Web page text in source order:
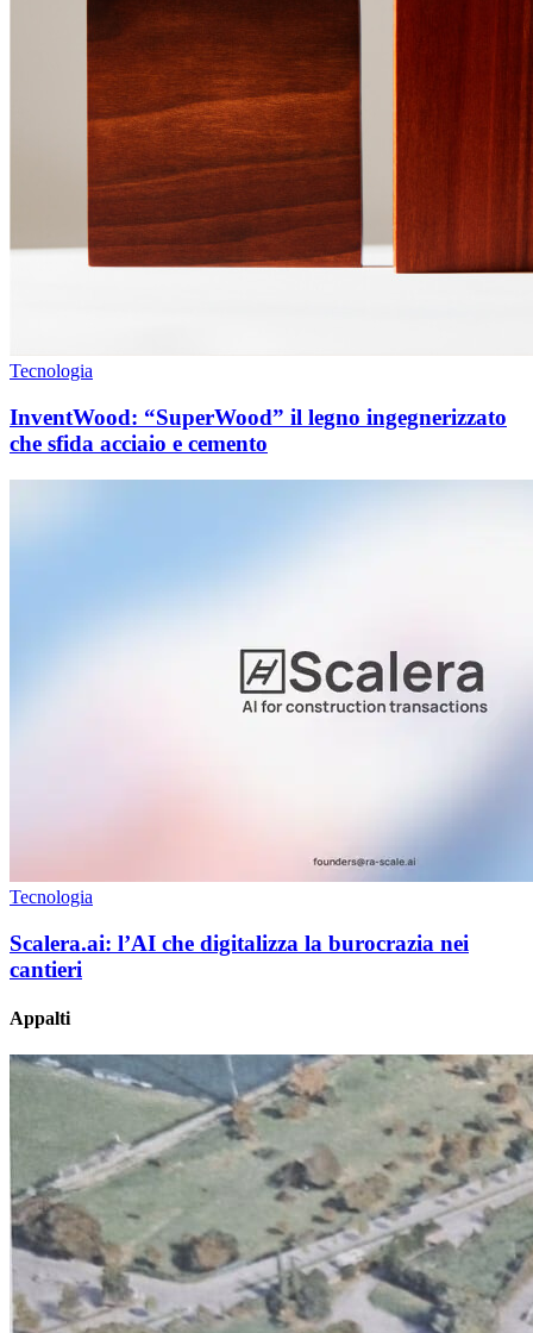
Tecnologia
InventWood: “SuperWood” il legno ingegnerizzato
che sfida acciaio e cemento
Tecnologia
Scalera.ai: l’AI che digitalizza la burocrazia nei
cantieri
Appalti